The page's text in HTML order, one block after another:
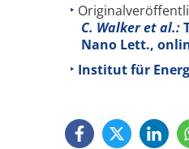
C. Walker et al.:
Nano Lett.,
Institut für